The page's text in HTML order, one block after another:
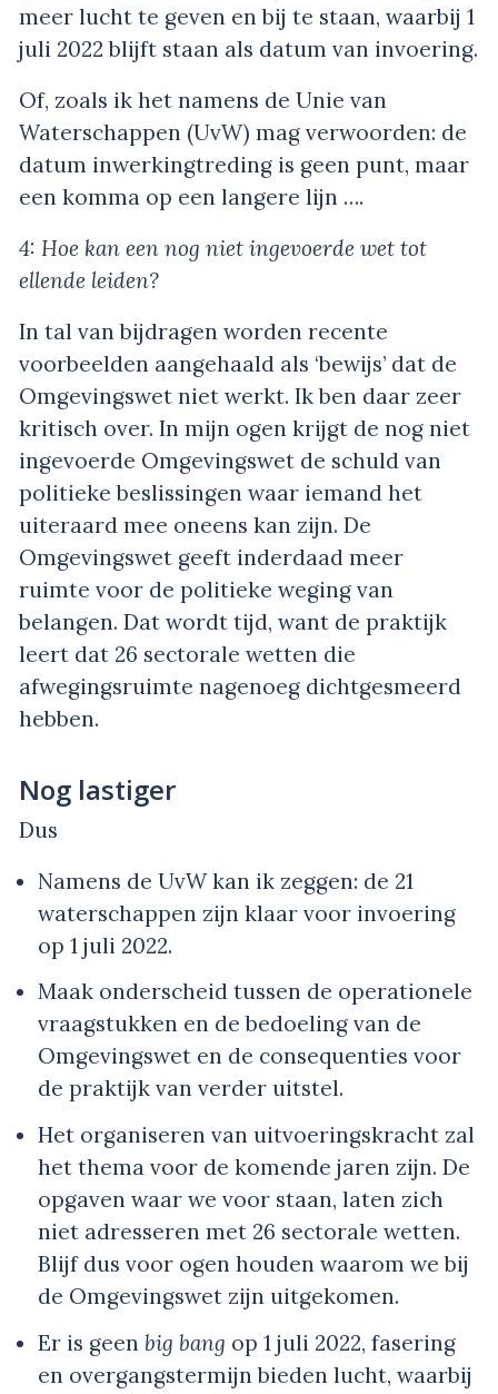
meer lucht te geven en bij te staan, waarbij 1
juli 2022 blijft staan als datum van invoering.
Of, zoals ik het namens de Unie van
Waterschappen (UvW) mag verwoorden: de
datum inwerkingtreding is geen punt, maar
een komma op een langere lijn ….
4: Hoe kan een nog niet ingevoerde wet tot
ellende leiden?
In tal van bijdragen worden recente
voorbeelden aangehaald als ‘bewijs’ dat de
Omgevingswet niet werkt. Ik ben daar zeer
kritisch over. In mijn ogen krijgt de nog niet
ingevoerde Omgevingswet de schuld van
politieke beslissingen waar iemand het
uiteraard mee oneens kan zijn. De
Omgevingswet geeft inderdaad meer
ruimte voor de politieke weging van
belangen. Dat wordt tijd, want de praktijk
leert dat 26 sectorale wetten die
afwegingsruimte nagenoeg dichtgesmeerd
hebben.
Nog lastiger
Dus
Namens de UvW kan ik zeggen: de 21
waterschappen zijn klaar voor invoering
op 1 juli 2022.
Maak onderscheid tussen de operationele
vraagstukken en de bedoeling van de
Omgevingswet en de consequenties voor
de praktijk van verder uitstel.
Het organiseren van uitvoeringskracht zal
het thema voor de komende jaren zijn. De
opgaven waar we voor staan, laten zich
niet adresseren met 26 sectorale wetten.
Blijf dus voor ogen houden waarom we bij
de Omgevingswet zijn uitgekomen.
Er is geen big bang op 1 juli 2022, fasering
en overgangstermijn bieden lucht, waarbij